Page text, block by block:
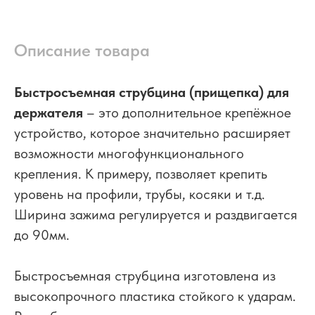
Описание товара
Быстросъемная струбцина (прищепка) для
держателя – это дополнительное крепёжное
устройство, которое значительно расширяет
возможности многофункционального
крепления. К примеру, позволяет крепить
уровень на профили, трубы, косяки и т.д.
Ширина зажима регулируется и раздвигается
до 90мм.
Быстросъемная струбцина изготовлена из
высокопрочного пластика стойкого к ударам.